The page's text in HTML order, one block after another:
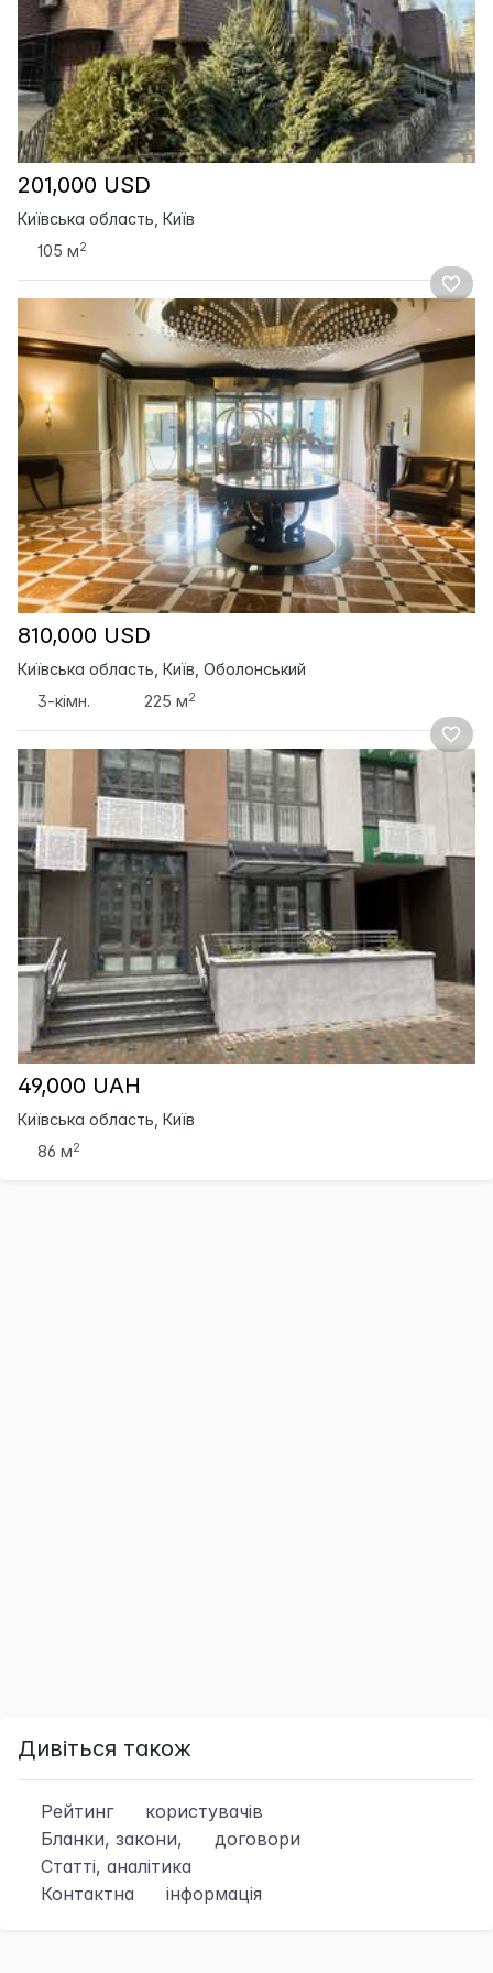
201,000 USD
Київська область, Київ
105 м2
810,000 USD
Київська область, Київ, Оболонський
3-кімн.
225 м2
49,000 UAH
Київська область, Київ
86 м2
Дивіться також
Рейтинг
користувачів
Бланки, закони,
договори
Статті, аналітика
Контактна
інформація